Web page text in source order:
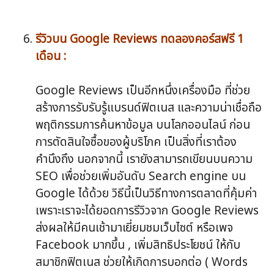
รีวิวบน Google Reviews ทดลองคอร์สฟรี 1
เดือน :
Google Reviews เป็นอีกหนึ่งเครื่องมือ ที่ช่วย
สร้างการรับรับรู้แบรนด์ฟิตเนส และความน่าเชื่อถือ
พฤติกรรมการค้นหาข้อมูล บนโลกออนไลน์ ก่อน
การตัดสินใจซื้อของผู้บริโภค เป็นสิ่งที่เราต้อง
คำนึงถึง นอกจากนี้ เรายังสามารถเขียนบนความ
SEO เพื่อช่วยเพิ่มอันดับ Search engine บน
Google ได้ด้วย วิธีนี้เป็นวิธีทางการตลาดที่คุ้มค่า
เพราะเราจะได้ยอดการรีวิวจาก Google Reviews
ส่งผลให้มีคนเช้ามาเยี่ยมชมเว็บไซต์ หรือเพจ
Facebook มากขึ้น , เพิ่มสิทธิประโยชน์ ให้กับ
สมาชิกฟิตเนส ช่วยให้เกิดการบอกต่อ ( Words